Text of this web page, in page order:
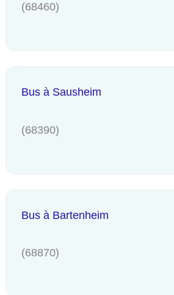
(68460)
Bus à Sausheim
(68390)
Bus à Bartenheim
(68870)